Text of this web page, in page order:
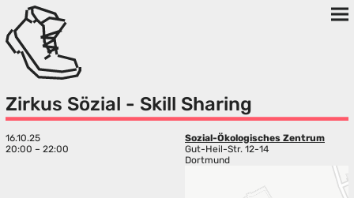
Zirkus Sözial - Skill Sharing
16.10.25
20:00 – 22:00
Sozial-Ökologisches Zentrum
Gut-Heil-Str. 12-14
Dortmund